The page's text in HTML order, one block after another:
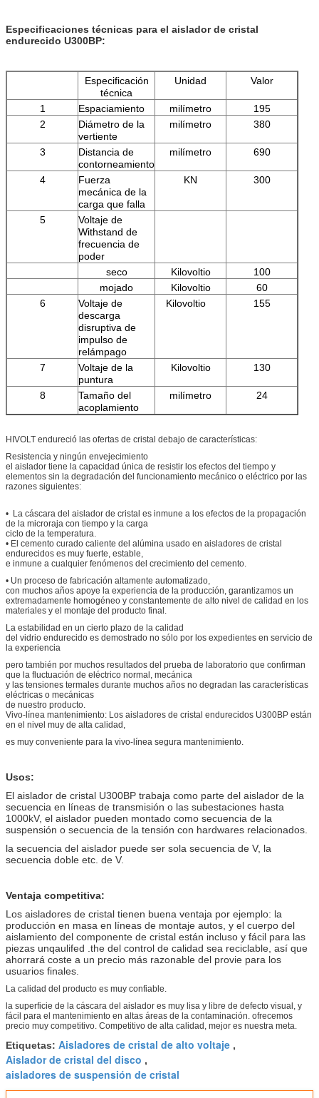
Especificaciones técnicas para el aislador de cristal
endurecido U300BP:
Especificación
técnica
Unidad Valor
1 Espaciamiento milímetro
195
2
Diámetro de la
vertiente
milímetro 380
3
Distancia de
contorneamiento
milímetro 690
4
Fuerza
mecánica de la
carga que falla
KN 300
5
Voltaje de
Withstand de
frecuencia de
poder
seco
Kilovoltio
100
mojado
Kilovoltio
60
6
Voltaje de
descarga
disruptiva de
impulso de
relámpago
Kilovoltio 155
7
Voltaje de la
puntura
Kilovoltio 130
8
Tamaño del
acoplamiento
milímetro 24
HIVOLT endureció las ofertas de cristal debajo de características:
Resistencia y ningún envejecimiento
el aislador tiene la capacidad única de resistir los efectos del tiempo y
elementos sin la degradación del funcionamiento mecánico o eléctrico por las
razones siguientes:
• La cáscara del aislador de cristal es inmune a los efectos de la propagación
de la microraja con tiempo y la carga
ciclo de la temperatura.
• El cemento curado caliente del alúmina usado en aisladores de cristal
endurecidos es muy fuerte, estable,
e inmune a cualquier fenómenos del crecimiento del cemento.
• Un proceso de fabricación altamente automatizado,
con muchos años apoye la experiencia de la producción, garantizamos un
extremadamente homogéneo y constantemente de alto nivel de calidad en los
materiales y el montaje del producto final.
La estabilidad en un cierto plazo de la calidad
del vidrio endurecido es demostrado no sólo por los expedientes en servicio de
la experiencia
pero también por muchos resultados del prueba de laboratorio que confirman
que la fluctuación de eléctrico normal, mecánica
y las tensiones termales durante muchos años no degradan las características
eléctricas o mecánicas
de nuestro producto.
Vivo-línea mantenimiento: Los aisladores de cristal endurecidos U300BP están
en el nivel muy de alta calidad,
es muy conveniente para la vivo-línea segura mantenimiento.
Usos:
El aislador de cristal U300BP trabaja como parte del aislador de la
secuencia en líneas de transmisión o las subestaciones hasta
1000kV, el aislador pueden montado como secuencia de la
suspensión o secuencia de la tensión con hardwares relacionados.
la secuencia del aislador puede ser sola secuencia de V, la
secuencia doble etc. de V.
Ventaja competitiva:
Los aisladores de cristal tienen buena ventaja por ejemplo: la
producción en masa en líneas de montaje autos, y el cuerpo del
aislamiento del componente de cristal están incluso y fácil para las
piezas unqaulifed .the del control de calidad sea reciclable, así que
ahorrará coste a un precio más razonable del provie para los
usuarios finales.
La calidad del producto es muy confiable.
la superficie de la cáscara del aislador es muy lisa y libre de defecto visual, y
fácil para el mantenimiento en altas áreas de la contaminación. ofrecemos
precio muy competitivo. Competitivo de alta calidad, mejor es nuestra meta.
Etiquetas: Aisladores de cristal de alto voltaje ,
Aislador de cristal del disco ,
aisladores de suspensión de cristal